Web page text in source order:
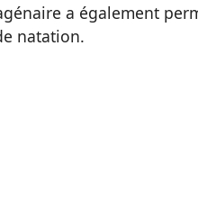
a également
natation.